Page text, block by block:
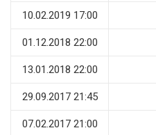
10.02.2019 17:00
01.12.2018 22:00
13.01.2018 22:00
29.09.2017 21:45
07.02.2017 21:00